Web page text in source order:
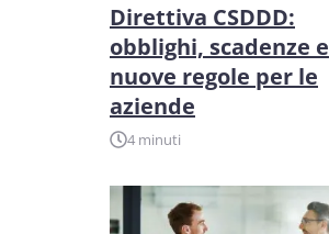
Direttiva CSDDD:
obblighi, scadenze e
nuove regole per le
aziende
4 minuti